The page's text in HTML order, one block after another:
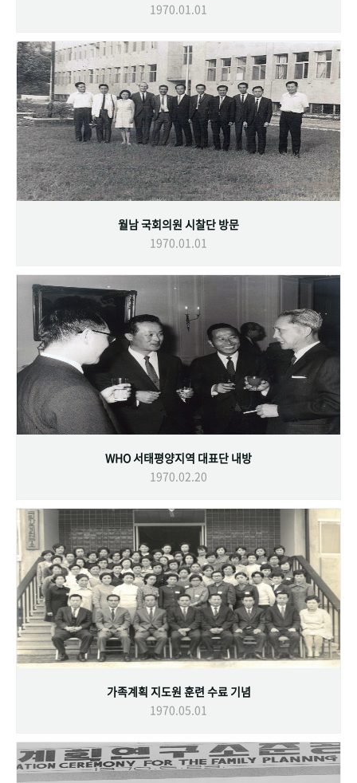
1970.01.01
월남 국회의원 시찰단 방문
1970.01.01
WHO 서태평양지역 대표단 내방
1970.02.20
가족계획 지도원 훈련 수료 기념
1970.05.01